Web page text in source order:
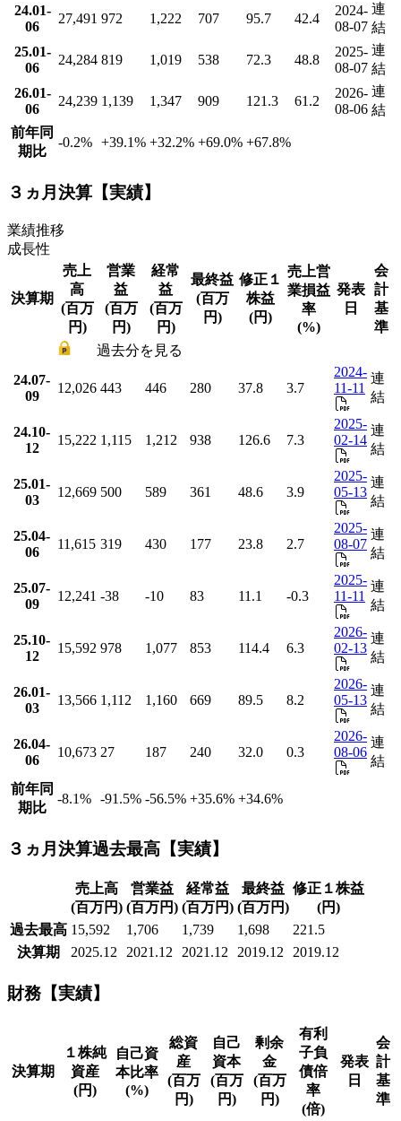
24.01-
06
27,491 972 1,222 707 95.7 42.4
2024-
08-07
連
結
25.01-
06
24,284 819 1,019 538 72.3 48.8
2025-
08-07
連
結
26.01-
06
24,239 1,139 1,347 909 121.3 61.2
2026-
08-06
連
結
前年同
期比
-0.2% +39.1% +32.2% +69.0% +67.8%
３ヵ月決算【実績】
業績推移
成長性
決算期
売上
高
(百万
円)
営業
益
(百万
円)
経常
益
(百万
円)
最終益
(百万
円)
修正１
株益
(円)
売上営
業損益
率
(%)
発表
日
会
計
基
準
過去分を見る
24.07-
09
12,026 443 446 280 37.8 3.7
2024-
11-11
連
結
24.10-
12
15,222 1,115 1,212 938 126.6 7.3
2025-
02-14
連
結
25.01-
03
12,669 500 589 361 48.6 3.9
2025-
05-13
連
結
25.04-
06
11,615 319 430 177 23.8 2.7
2025-
08-07
連
結
25.07-
09
12,241 -38 -10 83 11.1 -0.3
2025-
11-11
連
結
25.10-
12
15,592 978 1,077 853 114.4 6.3
2026-
02-13
連
結
26.01-
03
13,566 1,112 1,160 669 89.5 8.2
2026-
05-13
連
結
26.04-
06
10,673 27 187 240 32.0 0.3
2026-
08-06
連
結
前年同
期比
-8.1% -91.5% -56.5% +35.6% +34.6%
３ヵ月決算過去最高【実績】
売上高
(百万円)
営業益
(百万円)
経常益
(百万円)
最終益
(百万円)
修正１株益
(円)
過去最高 15,592 1,706 1,739 1,698
221.5
決算期
2025.12 2021.12 2021.12 2019.12 2019.12
財務【実績】
決算期
１株純
資産
(円)
自己資
本比率
(%)
総資
産
(百万
円)
自己
資本
(百万
円)
剰余
金
(百万
円)
有利
子負
債倍
率
(倍)
発表
日
会
計
基
準